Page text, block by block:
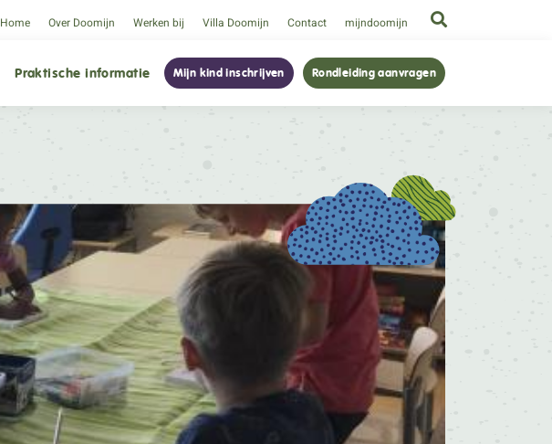
Home Over Doomijn Werken bij Villa Doomijn Contact mijndoomijn
Praktische informatie Mijn kind inschrijven Rondleiding aanvragen